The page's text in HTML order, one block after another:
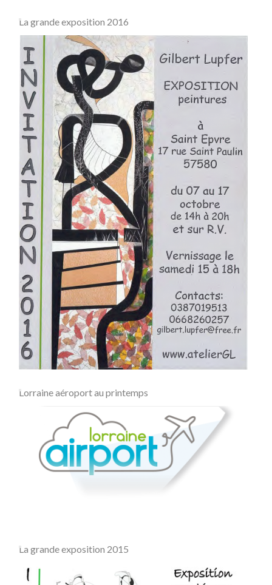
La grande exposition 2016
Lorraine aéroport au printemps
La grande exposition 2015